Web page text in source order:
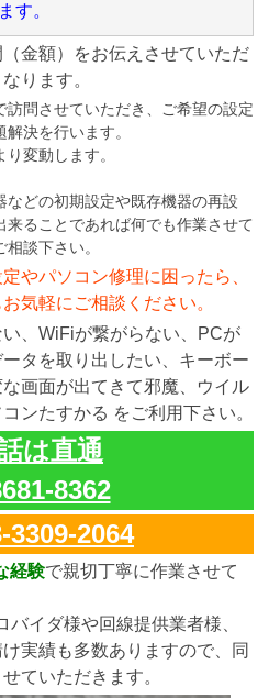
す。
金額）をお伝えさせていただ
ります。
問させていただき、ご希望の設定
決を行います。
変動します。
などの初期設定や既存機器の再設
ることであれば何でも作業させて
談下さい。
やパソコン修理に困ったら、
気軽にご相談ください。
、WiFiが繋がらない、PCが
タを取り出したい、キーボー
画面が出てきて邪魔、ウイル
ンたすかる をご利用下さい。
は直通
8362
3309-2064
経験で親切丁寧に作業させて
イダ様や回線提供業者様、
実績も多数ありますので、同
ていただきます。